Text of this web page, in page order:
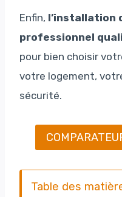
Enfin, l’installation
professionnel
pour bien choisir
votre logement,
sécurité.
Table des